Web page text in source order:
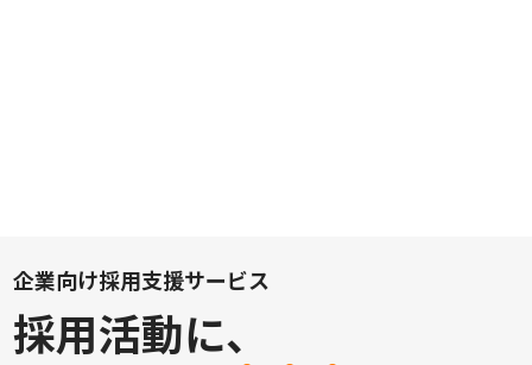
企業向け採用支援サービス
採用活動に、